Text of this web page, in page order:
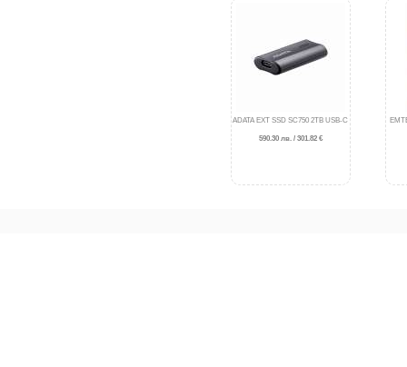
ADATA EXT SSD SC750 2TB USB-C
590.30 лв. / 301.82 €